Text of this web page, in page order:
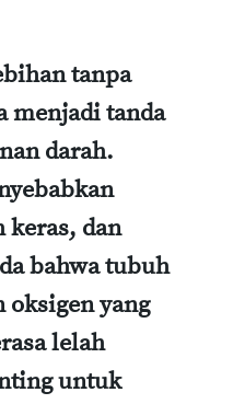
tanpa
menjadi tanda
darah.
keras, dan
bahwa tubuh
oksigen yang
lelah
untuk